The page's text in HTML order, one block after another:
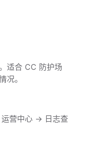
适合 CC 防护场
况。
营中心 -> 日志查